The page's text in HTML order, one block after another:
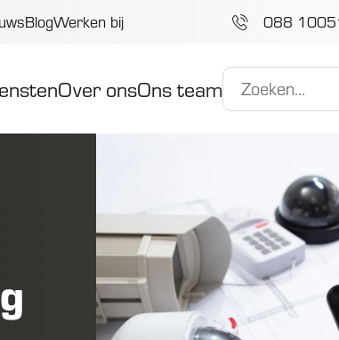
BlogWerken bij 088
Over onsOns team